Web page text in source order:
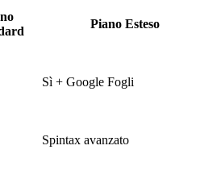
Piano Esteso
Sì + Google Fogli
Spintax avanzato